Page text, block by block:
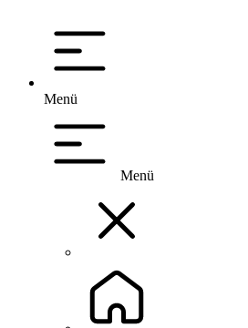
Menü
Menü